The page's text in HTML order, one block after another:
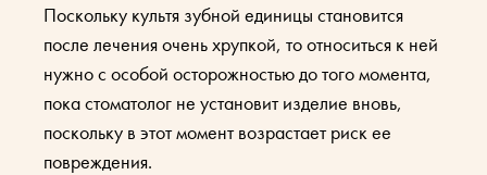
Поскольку культя зубной единицы становится
после лечения очень хрупкой, то относиться к ней
нужно с особой осторожностью до того момента,
пока стоматолог не установит изделие вновь,
поскольку в этот момент возрастает риск ее
повреждения.